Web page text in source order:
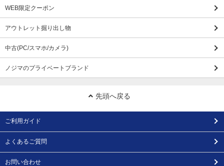
WEB限定クーポン
アウトレット掘り出し物
中古(PC/スマホ/カメラ)
ノジマのプライベートブランド
先頭へ戻る
ご利用ガイド
よくあるご質問
お問い合わせ